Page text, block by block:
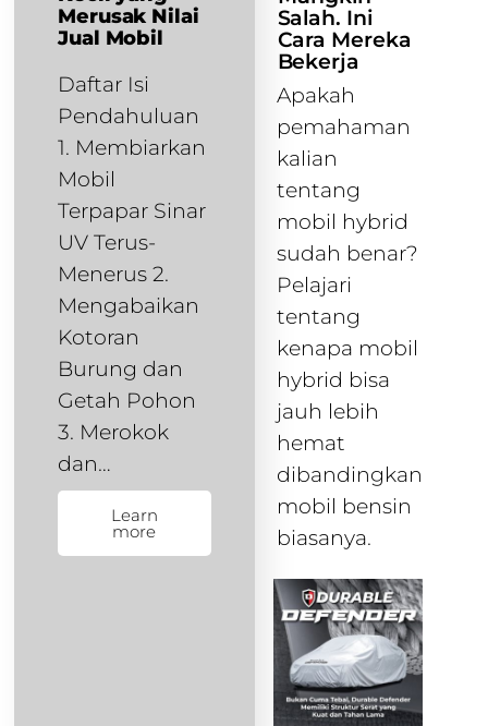
Merusak Nilai
Jual Mobil
Daftar Isi
Pendahuluan
1. Membiarkan
Mobil
Terpapar Sinar
UV Terus-
Menerus 2.
Mengabaikan
Kotoran
Burung dan
Getah Pohon
3. Merokok
dan…
Learn
more
Salah. Ini
Cara Mereka
Bekerja
Apakah
pemahaman
kalian
tentang
mobil hybrid
sudah benar?
Pelajari
tentang
kenapa mobil
hybrid bisa
jauh lebih
hemat
dibandingkan
mobil bensin
biasanya.